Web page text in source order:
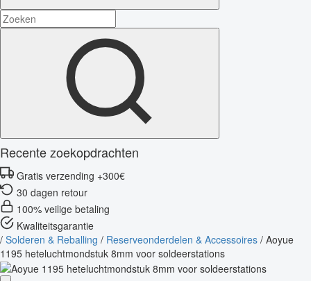
Recente zoekopdrachten
Gratis verzending +300€
30 dagen retour
100% veilige betaling
Kwaliteitsgarantie
/ Solderen & Reballing / Reserveonderdelen & Accessoires / Aoyue
1195 heteluchtmondstuk 8mm voor soldeerstations